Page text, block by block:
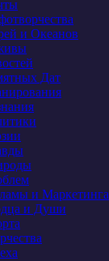
и Океанов
Дат
и Маркетинга
и Души